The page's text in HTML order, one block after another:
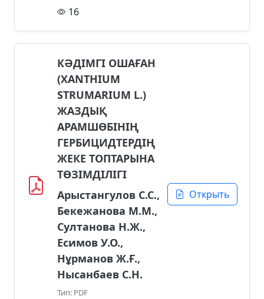
16
КӘДІМГІ ОШАҒАН
(XANTHIUM
STRUMARIUM L.)
ЖАЗДЫҚ
АРАМШӨБІНІҢ
ГЕРБИЦИДТЕРДІҢ
ЖЕКЕ ТОПТАРЫНА
ТӨЗІМДІЛІГІ
Арыстангулов С.С.,
Бекежанова М.М.,
Султанова Н.Ж.,
Есимов У.О.,
Нұрманов Ж.Ғ.,
Нысанбаев С.Н.
Тип: PDF
Открыть